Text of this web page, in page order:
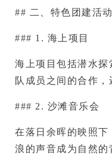
## 二、特色团建活
### 1. 海上项目
海上项目包括潜水探
队成员之间的合作，
### 2. 沙滩音乐会
在落日余晖的映照
浪的声音成为自然